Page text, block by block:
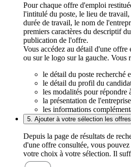
Pour chaque offre d'emploi
l'intitulé du poste, le lieu de
durée de travail, le nom de
premiers caractères du descriptif
publication de l'offre.
Vous accédez au détail d'une
ou sur le logo sur la gauche. Vous
le détail du poste recherché
le détail du profil du
les modalités pour répondre
la présentation de
les informations
5. Ajouter à votre sélection les
Depuis la page de résultats de
d'une offre consultée, vous
votre choix à votre sélection. Il